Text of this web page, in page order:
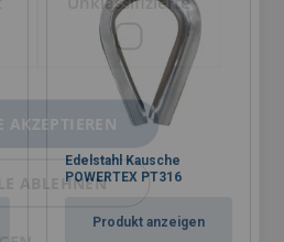
Edelstahl Kausche
POWERTEX PT316
Produkt anzeigen
AKZEPTIEREN
ABLEHNEN